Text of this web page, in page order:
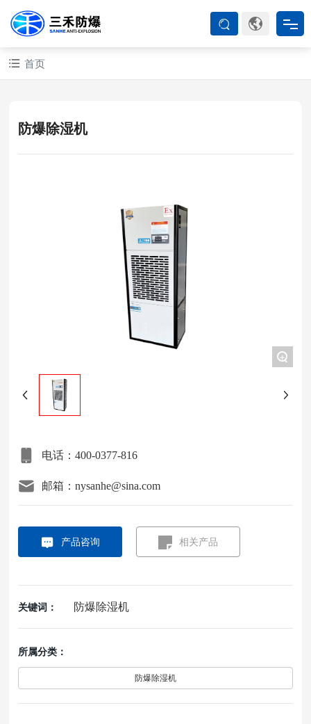
首页
ATEX系列
联系我们
首页
防爆除湿机
+
电话：400-0377-816
邮箱：nysanhe@sina.com
产品咨询 相关产品
关键词： 防爆除湿机
所属分类：
防爆除湿机